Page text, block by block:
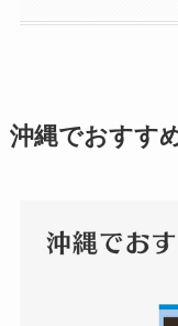
沖縄でおすす